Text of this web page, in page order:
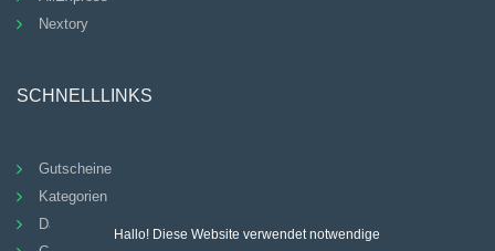
Hallo! Diese Website verwendet notwendige
Nextory
SCHNELLLINKS
Gutscheine
Kategorien
Datenschutz-Bestimmungen